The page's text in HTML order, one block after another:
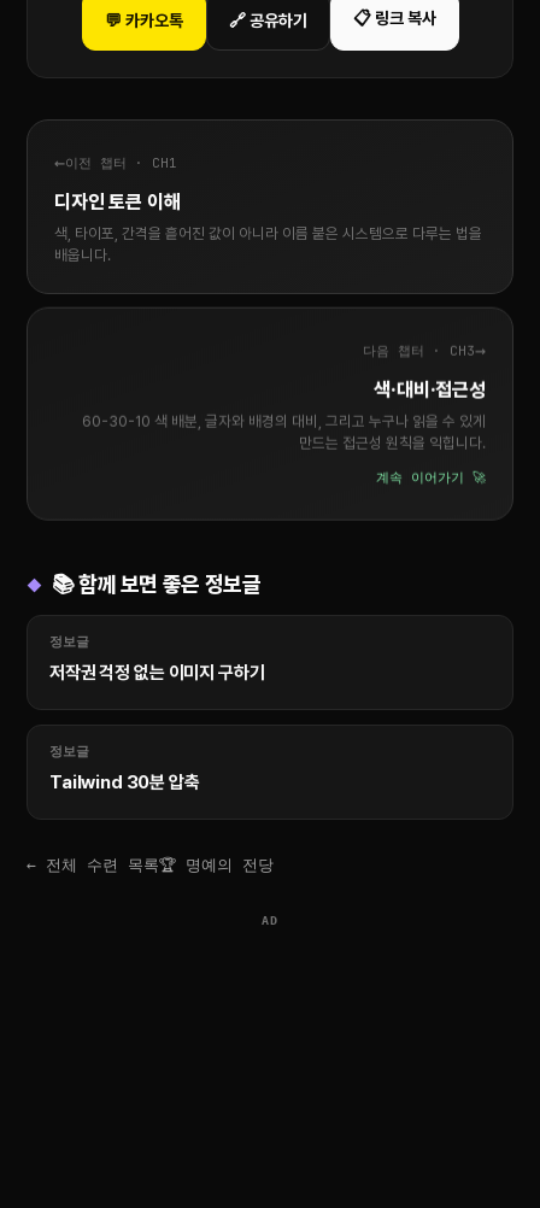
💬 카카오톡 🔗 공유하기 📋 링크 복사
←이전 챕터 · CH1
디자인 토큰 이해
색, 타이포, 간격을 흩어진 값이 아니라 이름 붙은 시스템으로 다루는 법을
배웁니다.
다음 챕터 · CH3→
색·대비·접근성
60-30-10 색 배분, 글자와 배경의 대비, 그리고 누구나 읽을 수 있게
만드는 접근성 원칙을 익힙니다.
계속 이어가기 🚀
📚 함께 보면 좋은 정보글
정보글
저작권 걱정 없는 이미지 구하기
정보글
Tailwind 30분 압축
← 전체 수련 목록🏆 명예의 전당
AD